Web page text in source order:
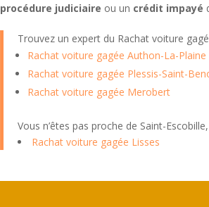
procédure judiciaire ou un crédit impayé
Trouvez un expert du Rachat voiture
Rachat voiture gagée Authon-La-Plaine
Rachat voiture gagée Plessis-Saint-
Rachat voiture gagée Merobert
Vous n’êtes pas proche de Saint-
Rachat voiture gagée Lisses